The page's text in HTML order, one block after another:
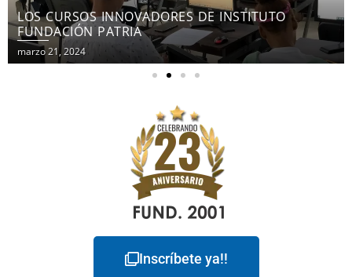
LOS CURSOS INNOVADORES DE INSTITUTO
FUNDACIÓN PATRIA
marzo 21, 2024
Inscríbete ya!!